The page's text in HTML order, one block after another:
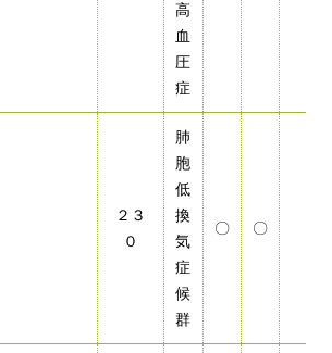
高
血
圧
症
２３
０
肺
胞
低
換
気
症
候
群
〇 〇